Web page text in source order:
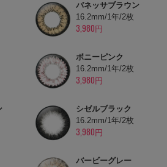
バネッサブラウン
16.2mm/1年/2枚
3,980円
ボニーピンク
16.2mm/1年/2枚
3,980円
シゼルブラック
16.2mm/1年/2枚
3,980円
バービーグレー